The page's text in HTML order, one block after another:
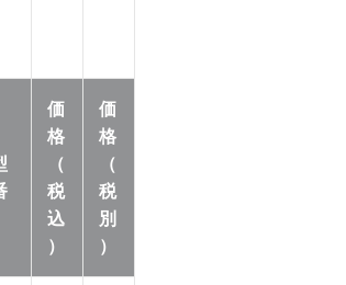
価
格
（
税
込
）
価
格
（
税
別
）